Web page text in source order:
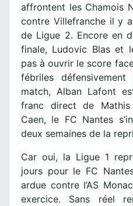
affrontent les Chamois
contre Villefranche il y
de Ligue 2. Encore en
finale, Ludovic Blas et
pas à ouvrir le score
fébriles
match, Alban Lafont
franc direct de Mathis
Caen, le FC Nantes
deux semaines de la
Car oui, la Ligue 1
jours pour le FC
ardue contre l’AS
exercice. Sans réel